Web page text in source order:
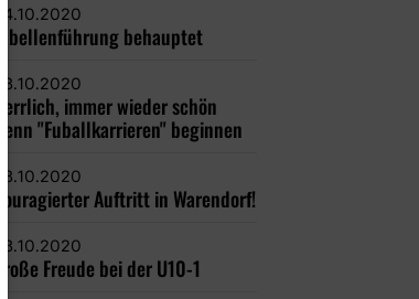
04.10.2020
Tabellenführung behauptet
03.10.2020
Herrlich, immer wieder schön
wenn "Fuballkarrieren" beginnen
03.10.2020
Couragierter Auftritt in Warendorf!
03.10.2020
Große Freude bei der U10-1